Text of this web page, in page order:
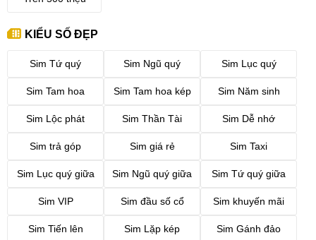
KIỂU SỐ ĐẸP
Sim Tứ quý Sim Ngũ quý Sim Lục quý
Sim Tam hoa Sim Tam hoa kép Sim Năm sinh
Sim Lộc phát Sim Thần Tài Sim Dễ nhớ
Sim trả góp Sim giá rẻ Sim Taxi
Sim Lục quý giữa Sim Ngũ quý giữa Sim Tứ quý giữa
Sim VIP Sim đầu số cổ Sim khuyến mãi
Sim Tiến lên Sim Lặp kép Sim Gánh đảo